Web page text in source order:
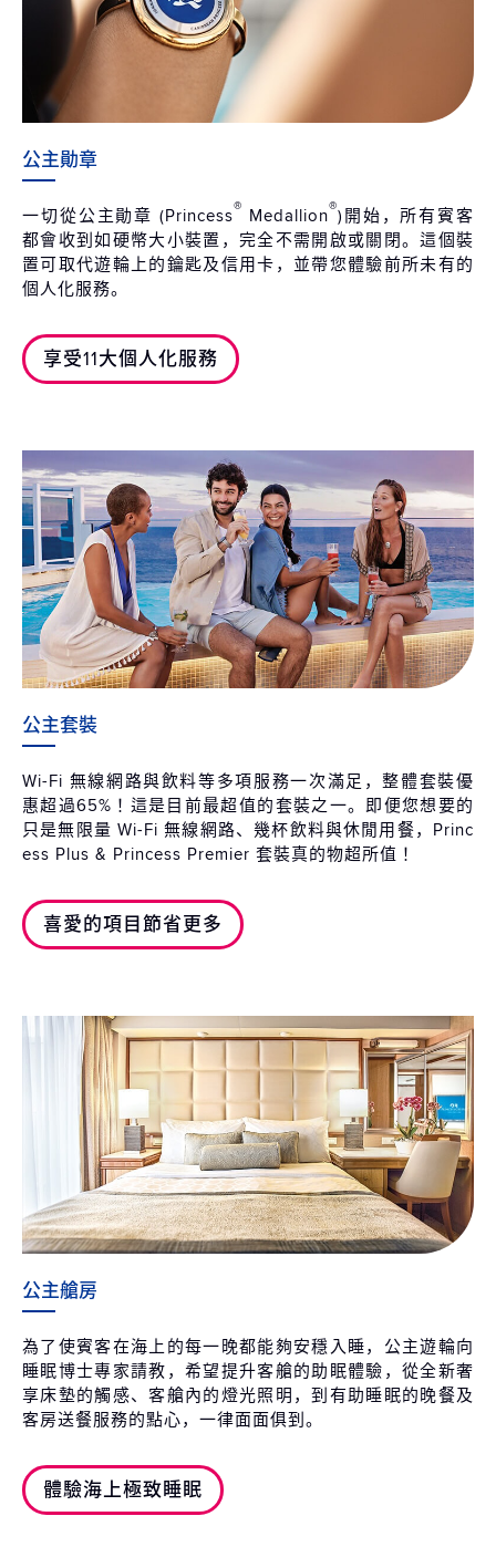
公主勛章
一切從公主勛章 (Princess® Medallion®)開始，所有賓客
都會收到如硬幣大小裝置，完全不需開啟或關閉。這個裝
置可取代遊輪上的鑰匙及信用卡，並帶您體驗前所未有的
個人化服務。
享受11大個人化服務
公主套裝
Wi-Fi 無線網路與飲料等多項服務一次滿足，整體套裝優
惠超過65%！這是目前最超值的套裝之一。即便您想要的
只是無限量 Wi-Fi 無線網路、幾杯飲料與休閒用餐，Princ
ess Plus & Princess Premier 套裝真的物超所值！
喜愛的項目節省更多
公主艙房
為了使賓客在海上的每一晚都能夠安穩入睡，公主遊輪向
睡眠博士專家請教，希望提升客艙的助眠體驗，從全新奢
享床墊的觸感、客艙內的燈光照明，到有助睡眠的晚餐及
客房送餐服務的點心，一律面面俱到。
體驗海上極致睡眠